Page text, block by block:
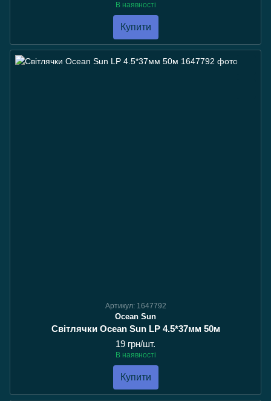
В наявності
Купити
Артикул: 1647792
Ocean Sun
Світлячки Ocean Sun LP 4.5*37мм 50м
19 грн/шт.
В наявності
Купити